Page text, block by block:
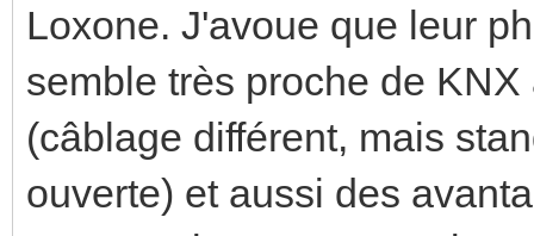
Loxone. J'avoue que leur
semble très proche de
(câblage différent, mais
ouverte) et aussi des